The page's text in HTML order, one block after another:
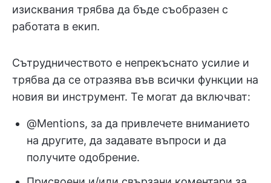
изисквания трябва да бъде съобразен с
работата в екип.
Сътрудничеството е непрекъснато усилие и
трябва да се отразява във всички функции на
новия ви инструмент. Те могат да включват:
@Mentions, за да привлечете вниманието
на другите, да задавате въпроси и да
получите одобрение.